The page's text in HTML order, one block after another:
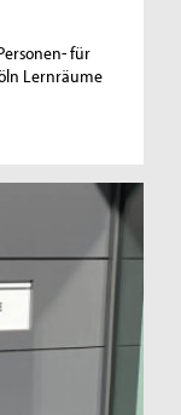
für
Lernräume